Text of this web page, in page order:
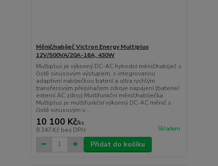
Měnič/nabíječ Victron Energy Multiplus
12V/500VA/20A-16A, 430W
Multiplus je výkonný DC-AC hybridní měnič/nabíječ s
čistě sinusovým výstupem, s integrovanou
adaptivní nabíječkou baterií a ultra rychlým
transferovým přepínačem zdroje napájení (baterie/
externí AC zdroj) Multifunkční měnič/nabíječka
Multiplus je multifunkční výkonný DC-AC měnič s
čistě sinusovým v...
10 100 Kč/ks
8 347 Kč bez DPH Skladem
Přidat do košíku